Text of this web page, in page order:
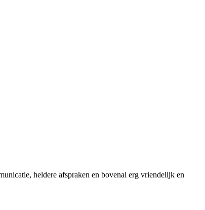
heldere afspraken en bovenal erg vriendelijk en